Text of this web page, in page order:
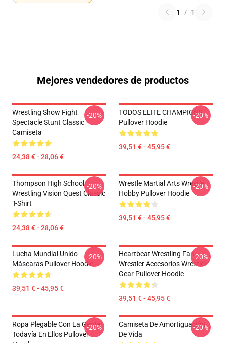
1 / 1
Mejores vendedores de productos
Wrestling Show Fight
Spectacle Stunt Classic
Camiseta
24,38 € - 28,06 €
-20%
TODOS ELITE CHAMPIONS
Pullover Hoodie
39,51 € - 45,95 €
-20%
Thompson High School
Wrestling Vision Quest Classic
T-Shirt
24,38 € - 28,06 €
-20%
Wrestle Martial Arts Wrestle
Hobby Pullover Hoodie
39,51 € - 45,95 €
-20%
Lucha Mundial Unido
Máscaras Pullover Hoodie
39,51 € - 45,95 €
-20%
Heartbeat Wrestling Fan
Wrestler Accesorios Wrestler
Gear Pullover Hoodie
39,51 € - 45,95 €
-20%
Ropa Plegable Con La Gente
Todavía En Ellos Pullover
-20%
Camiseta De Amortiguación
De Vida
-20%